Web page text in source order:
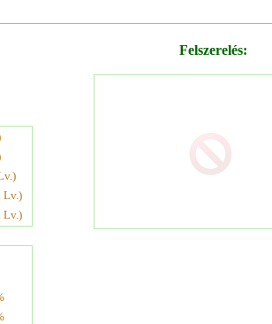
Lv.)
Lv.)
Felszerelés: